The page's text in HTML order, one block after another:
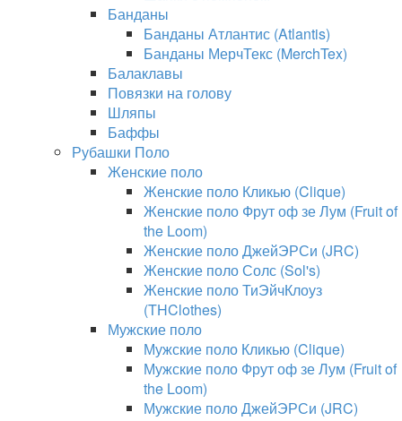
Банданы
Банданы Атлантис (Atlantis)
Банданы МерчТекс (MerchTex)
Балаклавы
Повязки на голову
Шляпы
Баффы
Рубашки Поло
Женские поло
Женские поло Кликью (Clique)
Женские поло Фрут оф зе Лум (Fruit of
the Loom)
Женские поло ДжейЭРСи (JRC)
Женские поло Солс (Sol's)
Женские поло ТиЭйчКлоуз
(THClothes)
Мужские поло
Мужские поло Кликью (Clique)
Мужские поло Фрут оф зе Лум (Fruit of
the Loom)
Мужские поло ДжейЭРСи (JRC)